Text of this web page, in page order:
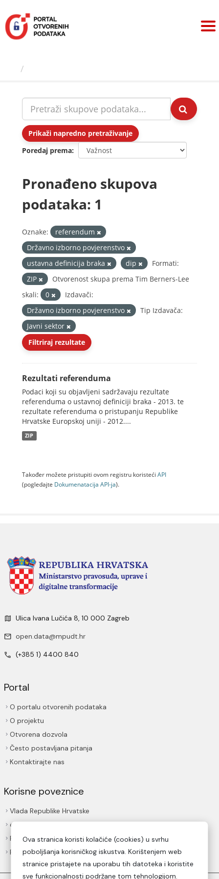
sadržaj
Prikaži napredno pretraživanje
Poredaj prema
Pronađeno skupova
podataka: 1
Oznake:
referendum
Državno izborno povjerenstvo
ustavna definicija braka
dip
Formati:
ZIP
Otvorenost skupa prema Tim Berners-Lee
skali:
0
Izdavači:
Državno izborno povjerenstvo
Tip Izdavača:
Javni sektor
Filtriraj rezultate
Rezultati referenduma
Podaci koji su objavljeni sadržavaju rezultate
referenduma o ustavnoj definiciji braka - 2013. te
rezultate referenduma o pristupanju Republike
Hrvatske Europskoj uniji - 2012....
ZIP
Također možete pristupiti ovom registru koristeći API
(pogledajte Dokumenаtаcijа API-jа).